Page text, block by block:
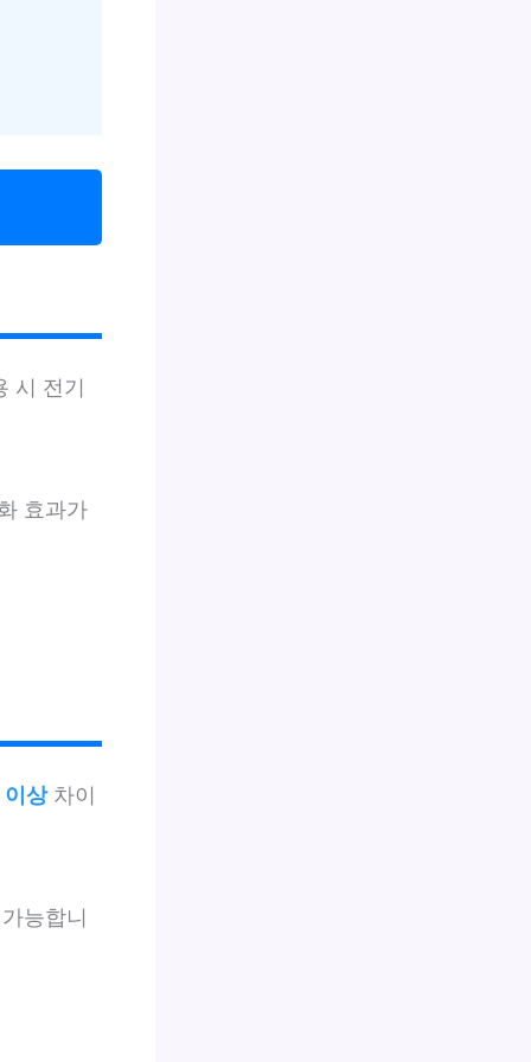
시 전기
효과가
상차이
능합니